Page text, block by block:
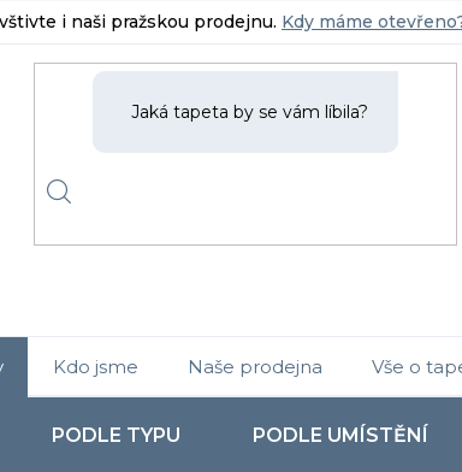
i naši pražskou prodejnu. Kdy máme
PODLE TYPU PODLE UMÍSTĚNÍ
Kdo jsme Naše prodejna Vše o